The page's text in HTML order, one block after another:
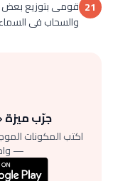
21 قومى بتوزيع بعض
والسحاب فى
جرّب ميزة
اكتب المكونات
—